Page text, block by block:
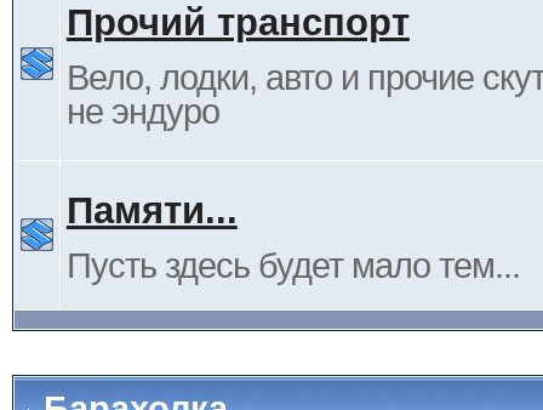
Прочий транспорт
Вело, лодки, авто и прочие
не эндуро
Памяти...
Пусть здесь будет мало тем...